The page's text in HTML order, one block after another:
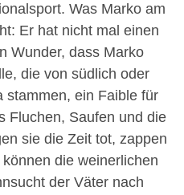
Was Marko am
Er hat nicht mal einen
Wunder, dass Marko
die von südlich oder
stammen, ein Faible für
Fluchen, Saufen und die
sie die Zeit tot, zappen
die weinerlichen
der Väter nach